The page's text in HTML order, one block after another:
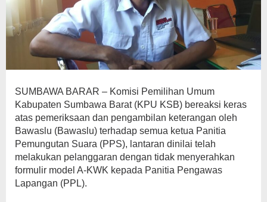
SUMBAWA BARAR – Komisi Pemilihan Umum
Kabupaten Sumbawa Barat (KPU KSB) bereaksi keras
atas pemeriksaan dan pengambilan keterangan oleh
Bawaslu (Bawaslu) terhadap semua ketua Panitia
Pemungutan Suara (PPS), lantaran dinilai telah
melakukan pelanggaran dengan tidak menyerahkan
formulir model A-KWK kepada Panitia Pengawas
Lapangan (PPL).